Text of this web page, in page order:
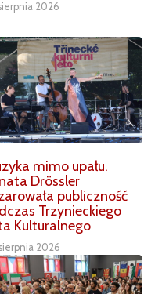
2026
mimo upału.
Drössler
publiczność
Trzynieckiego
Kulturalnego
2026